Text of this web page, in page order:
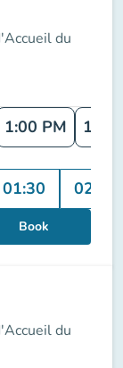
du
1:00 PM 1:30
01:30 02:00
Book
du